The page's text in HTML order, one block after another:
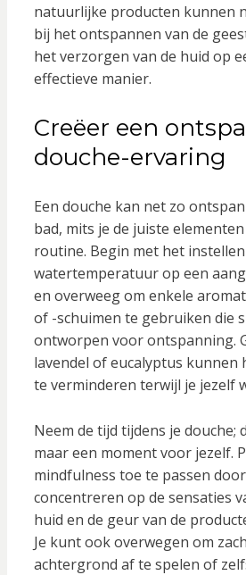
natuurlijke producten kunnen
bij het ontspannen van de
het verzorgen van de huid op
effectieve manier.
Creëer een
douche-ervaring
Een douche kan net zo
bad, mits je de juiste
routine. Begin met het
watertemperatuur op een
en overweeg om enkele
of -schuimen te gebruiken die
ontworpen voor ontspanning.
lavendel of eucalyptus kunnen
te verminderen terwijl je jezelf
Neem de tijd tijdens je douche;
maar een moment voor jezelf.
mindfulness toe te passen
concentreren op de sensaties
huid en de geur van de
Je kunt ook overwegen om
achtergrond af te spelen of